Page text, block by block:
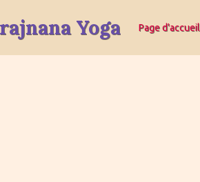
Yoga Page d'accueil